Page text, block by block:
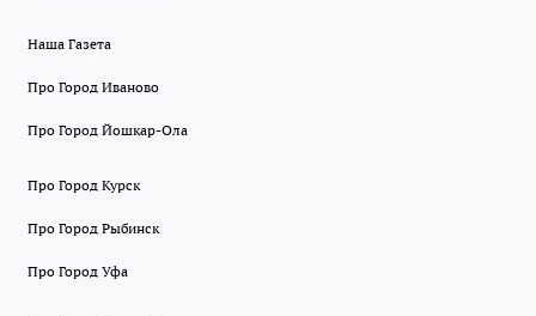
Наша Газета
Про Город Иваново
Про Город Йошкар-Ола
Про Город Курск
Про Город Рыбинск
Про Город Уфа